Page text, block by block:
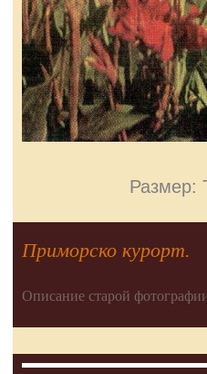
Размер:
Приморско курорт.
Описание старой